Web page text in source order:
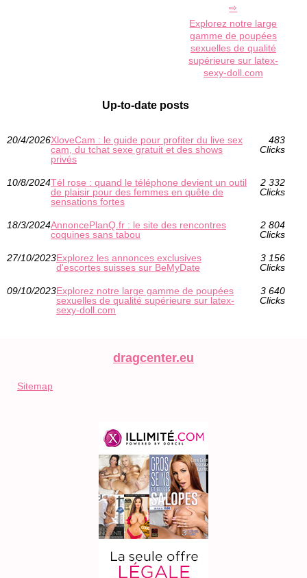
Explorez notre large
gamme de poupées
sexuelles de qualité
supérieure sur latex-
sexy-doll.com
Up-to-date posts
20/4/2026XloveCam : le guide pour profiter du live sex
cam, du tchat sexe gratuit et des shows
privés
483
Clicks
10/8/2024Tél rose : quand le téléphone devient un outil
de plaisir pour des femmes en quête de
sensations fortes
2 332
Clicks
18/3/2024AnnoncePlanQ.fr : le site des rencontres
coquines sans tabou
2 804
Clicks
27/10/2023Explorez les annonces exclusives
d'escortes suisses sur BeMyDate
3 156
Clicks
09/10/2023Explorez notre large gamme de poupées
sexuelles de qualité supérieure sur latex-
sexy-doll.com
3 640
Clicks
dragcenter.eu
Sitemap